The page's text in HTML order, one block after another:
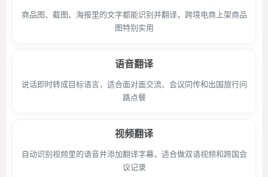
商品图、截图、海报里的文字都能识别并翻译，跨境电商上架商品
图特别实用
语音翻译
说话即时转成目标语言，适合面对面交流、会议同传和出国旅行问
路点餐
视频翻译
自动识别视频里的语音并添加翻译字幕，适合做双语视频和跨国会
议记录